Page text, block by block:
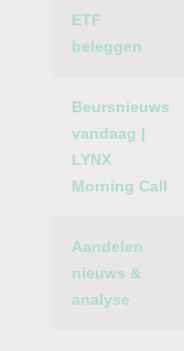
ETF
beleggen
Beursnieuws
vandaag |
LYNX
Morning Call
Aandelen
nieuws &
analyse